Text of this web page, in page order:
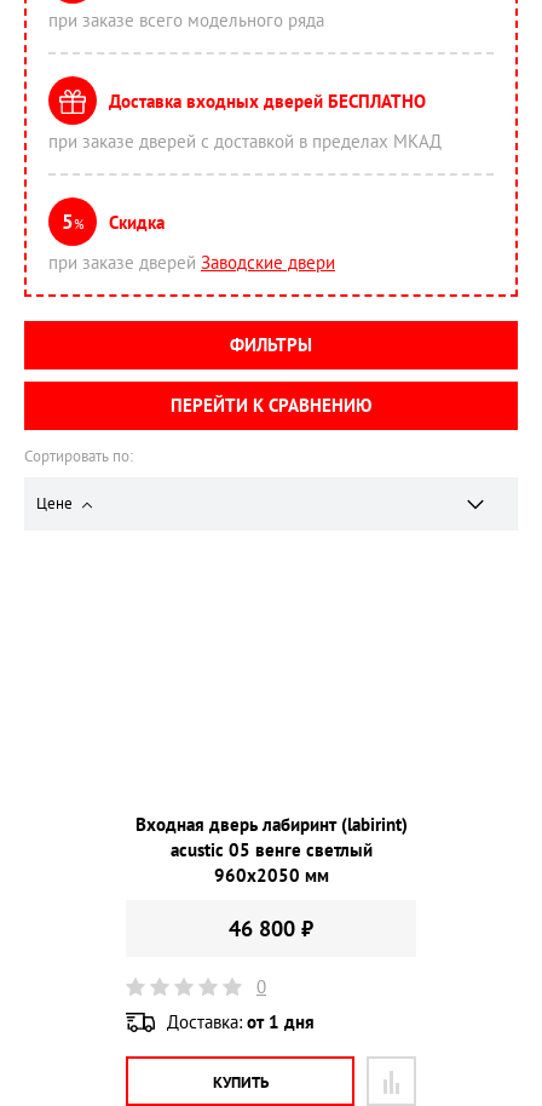
Сортировать по:
Цене
Входная дверь лабиринт (labirint)
acustic 05 венге светлый
960х2050 мм
46 800 ₽
0
Доставка: от 1 дня
КУПИТЬ
при заказе всего модельного ряда
Доставка входных дверей БЕСПЛАТНО
при заказе дверей с доставкой в пределах МКАД
5%
Скидка
при заказе дверей Заводские двери
ФИЛЬТРЫ
ПЕРЕЙТИ К СРАВНЕНИЮ